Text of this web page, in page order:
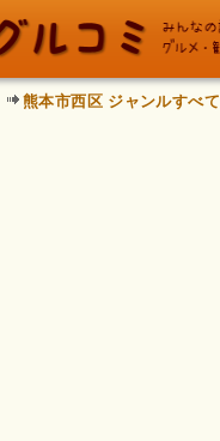
熊本市西区 ジャンルすべて